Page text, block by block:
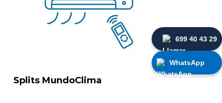
Splits MundoClima
699 40 43 29
WhatsApp